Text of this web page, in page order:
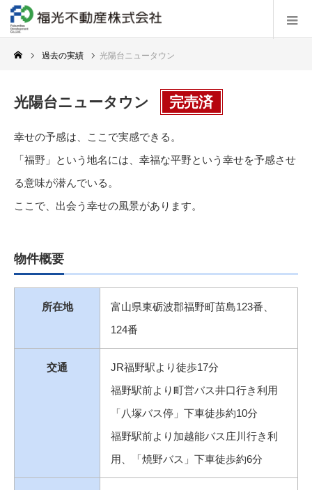
過去の実績 光陽台ニュータウン
光陽台ニュータウン 完売済
幸せの予感は、ここで実感できる。
「福野」という地名には、幸福な平野という幸せを予感させ
る意味が潜んでいる。
ここで、出会う幸せの風景があります。
物件概要
所在地
富山県東砺波郡福野町苗島123番、
124番
交通
JR福野駅より徒歩17分
福野駅前より町営バス井口行き利用
「八塚バス停」下車徒歩約10分
福野駅前より加越能バス庄川行き利
用、「焼野バス」下車徒歩約6分